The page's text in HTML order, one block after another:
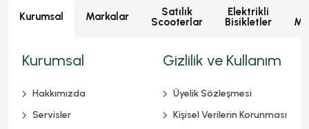
Kurumsal Markalar
Satılık
Scooterlar
Elektrikli
Bisikletler
Kurumsal
Hakkımızda
Servisler
Gizlilik ve Kullanım
Üyelik Sözleşmesi
Kişisel Verilerin Korunması